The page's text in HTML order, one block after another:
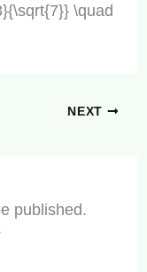
\quad
NEXT
published.